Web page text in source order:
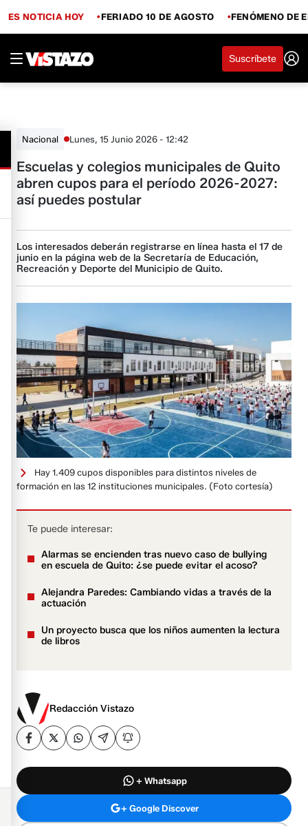
ES NOTICIA HOY FERIADO 10 DE AGOSTO FENÓMENO DE
Suscríbete
Nacional Lunes, 15 Junio 2026 - 12:42
Escuelas y colegios municipales de Quito
abren cupos para el período 2026-2027:
así puedes postular
Los interesados deberán registrarse en línea hasta el 17 de
junio en la página web de la Secretaría de Educación,
Recreación y Deporte del Municipio de Quito.
Hay 1.409 cupos disponibles para distintos niveles de
formación en las 12 instituciones municipales. (Foto cortesía)
Te puede interesar:
Alarmas se encienden tras nuevo caso de bullying
en escuela de Quito: ¿se puede evitar el acoso?
Alejandra Paredes: Cambiando vidas a través de la
actuación
Un proyecto busca que los niños aumenten la lectura
de libros
Redacción Vistazo
+ Whatsapp
+ Google Discover